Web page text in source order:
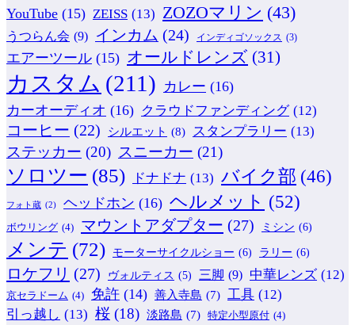
YouTube (15) ZEISS (13) ZOZOマリン (43)
うつらん会 (9) インカム (24) インディゴソックス (3)
エアーツール (15) オールドレンズ (31)
カスタム (211) カレー (16)
カーオーディオ (16) クラウドファンディング (12)
コーヒー (22) シルエット (8) スタンプラリー (13)
ステッカー (20) スニーカー (21)
ソロツー (85) ドナドナ (13) バイク部 (46)
フォト蔵 (2) ヘッドホン (16) ヘルメット (52)
ボウリング (4) マウントアダプター (27) ミシン (6)
メンテ (72) モーターサイクルショー (6) ラリー (6)
ロケフリ (27) ヴォルティス (5) 三脚 (9) 中華レンズ (12)
京セラドーム (4) 免許 (14) 善入寺島 (7) 工具 (12)
引っ越し (13) 桜 (18) 淡路島 (7) 特定小型原付 (4)